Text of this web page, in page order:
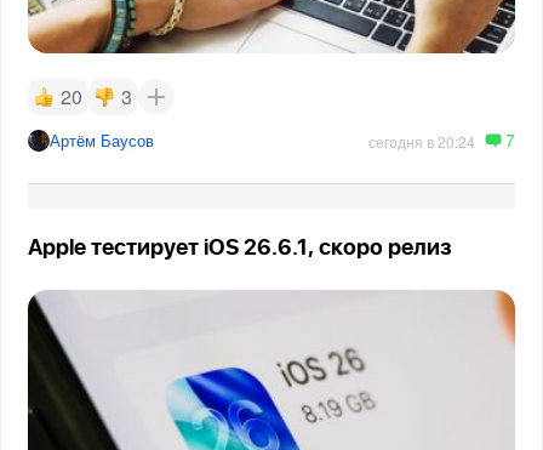
20 3
Артём Баусов сегодня в 20:24 7
Apple тестирует iOS 26.6.1, скоро релиз